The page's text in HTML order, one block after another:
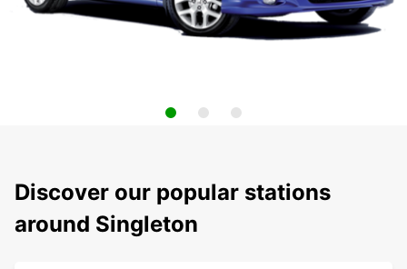
Discover our popular stations
around Singleton